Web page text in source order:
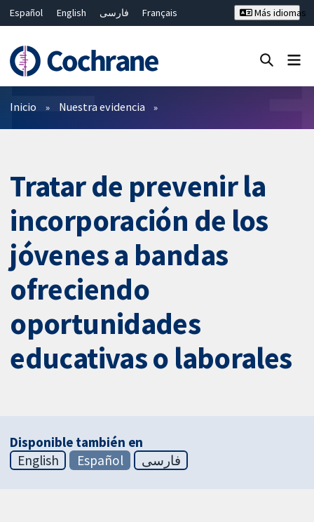
Español English فارسی
Français
Bahasa Malaysia
ไทย 繁體中文
Más idiomas
Filtros
Inicio Nuestra evidencia
Tratar de prevenir la
incorporación de los
jóvenes a bandas
ofreciendo
oportunidades
educativas o laborales
Disponible también en
English
Español فارسی